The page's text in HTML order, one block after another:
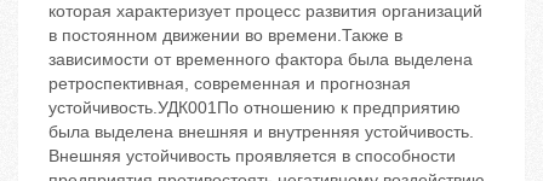
которая характеризует процесс развития организаций
в постоянном движении во времени.Также в
зависимости от временного фактора была выделена
ретроспективная, современная и прогнозная
устойчивость.УДК001По отношению к предприятию
была выделена внешняя и внутренняя устойчивость.
Внешняя устойчивость проявляется в способности